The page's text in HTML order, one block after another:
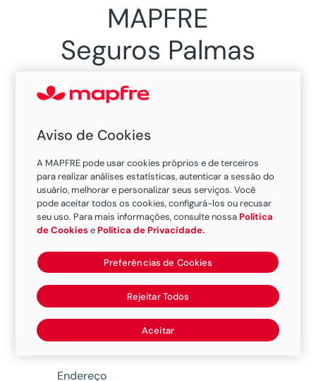
MAPFRE
Seguros Palmas
Sucursal em Palmas,
Tocantins
Endereço
Aviso de Cookies
A MAPFRE pode usar cookies próprios e de terceiros
para realizar análises estatísticas, autenticar a sessão do
usuário, melhorar e personalizar seus serviços. Você
pode aceitar todos os cookies, configurá-los ou recusar
seu uso. Para mais informações, consulte nossaPolítica
de CookiesePolítica de Privacidade.
Preferências de Cookies
Rejeitar Todos
Aceitar